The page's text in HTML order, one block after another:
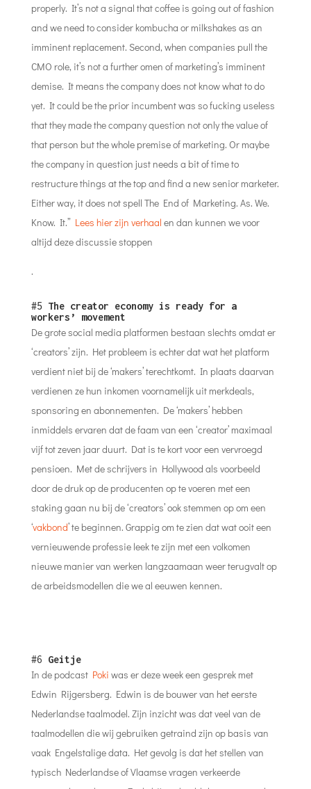
properly. It’s not a signal that coffee is going out of fashion
and we need to consider kombucha or milkshakes as an
imminent replacement. Second, when companies pull the
CMO role, it’s not a further omen of marketing’s imminent
demise. It means the company does not know what to do
yet. It could be the prior incumbent was so fucking useless
that they made the company question not only the value of
that person but the whole premise of marketing. Or maybe
the company in question just needs a bit of time to
restructure things at the top and find a new senior marketer.
Either way, it does not spell The End of Marketing. As. We.
Know. It.” Lees hier zijn verhaal en dan kunnen we voor
altijd deze discussie stoppen
.
#5 The creator economy is ready for a
workers’ movement
De grote social media platformen bestaan slechts omdat er
‘creators’ zijn. Het probleem is echter dat wat het platform
verdient niet bij de ‘makers’ terechtkomt. In plaats daarvan
verdienen ze hun inkomen voornamelijk uit merkdeals,
sponsoring en abonnementen. De ‘makers’ hebben
inmiddels ervaren dat de faam van een ‘creator’ maximaal
vijf tot zeven jaar duurt. Dat is te kort voor een vervroegd
pensioen. Met de schrijvers in Hollywood als voorbeeld
door de druk op de producenten op te voeren met een
staking gaan nu bij de ‘creators’ ook stemmen op om een
‘vakbond’ te beginnen. Grappig om te zien dat wat ooit een
vernieuwende professie leek te zijn met een volkomen
nieuwe manier van werken langzaamaan weer terugvalt op
de arbeidsmodellen die we al eeuwen kennen.
#6 Geitje
In de podcast Poki was er deze week een gesprek met
Edwin Rijgersberg. Edwin is de bouwer van het eerste
Nederlandse taalmodel. Zijn inzicht was dat veel van de
taalmodellen die wij gebruiken getraind zijn op basis van
vaak Engelstalige data. Het gevolg is dat het stellen van
typisch Nederlandse of Vlaamse vragen verkeerde